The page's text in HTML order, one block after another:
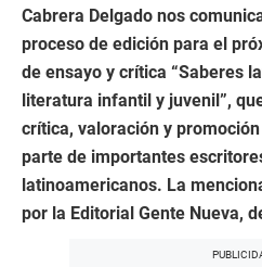
Cabrera Delgado nos
proceso de edición para el
de ensayo y crítica “Saberes
literatura infantil y juvenil”,
crítica, valoración y
parte de importantes
latinoamericanos. La
por la Editorial Gente Nueva,